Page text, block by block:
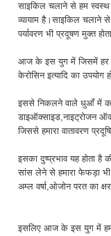
साइकिल चलाने से हम स्वस्थ
व्यायाम है।साइकिल चलाने से
पर्यावरण भी प्रदूषण मुक्त
आज के इस युग में जिसमें हर
केरोसिन इत्यादि का उपयोग
इससे निकलने वाले धुआँ में
डाइऑक्साइड,नाइट्रोजन
जिससे हमारा वातावरण
इसका दुष्प्रभाव यह होता है
सांस लेने से हमारा फेफड़ा भी
अम्ल वर्षा,ओजोन परत का
इसलिए आज के इस युग में